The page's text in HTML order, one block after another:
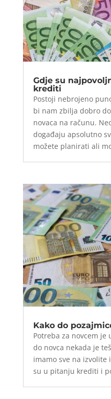
Gdje su
krediti
Postoji nebrojeno
bi nam zbilja dobro
novaca na računu.
događaju apsolutno
možete planirati ali
Kako do
Potreba za novcem je
do novca nekada je
imamo sve na izvolite
su u pitanju krediti i